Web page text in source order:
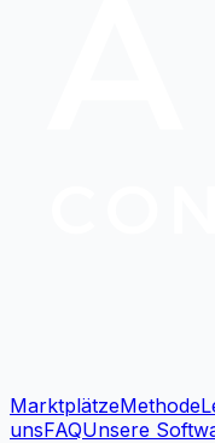
MarktplätzeMethode
unsFAQUnsere